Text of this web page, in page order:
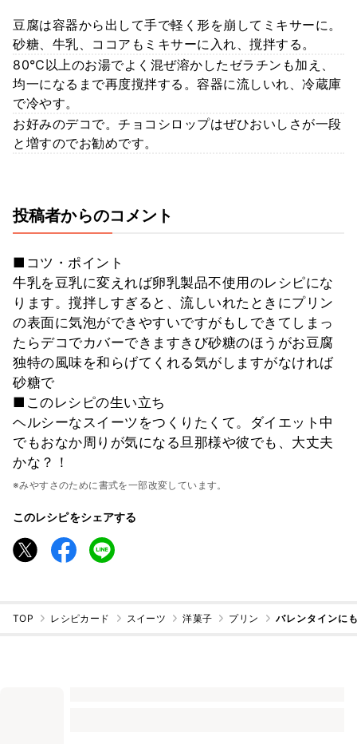
豆腐は容器から出して手で軽く形を崩してミキサーに。
砂糖、牛乳、ココアもミキサーに入れ、撹拌する。
80℃以上のお湯でよく混ぜ溶かしたゼラチンも加え、
均一になるまで再度撹拌する。容器に流しいれ、冷蔵庫
で冷やす。
お好みのデコで。チョコシロップはぜひおいしさが一段
と増すのでお勧めです。
投稿者からのコメント
■コツ・ポイント
牛乳を豆乳に変えれば卵乳製品不使用のレシピにな
ります。撹拌しすぎると、流しいれたときにプリン
の表面に気泡ができやすいですがもしできてしまっ
たらデコでカバーできますきび砂糖のほうがお豆腐
独特の風味を和らげてくれる気がしますがなければ
砂糖で
■このレシピの生い立ち
ヘルシーなスイーツをつくりたくて。ダイエット中
でもおなか周りが気になる旦那様や彼でも、大丈夫
かな？！
※みやすさのために書式を一部改変しています。
このレシピをシェアする
TOP レシピカード スイーツ 洋菓子 プリン バレンタインに